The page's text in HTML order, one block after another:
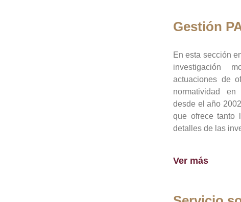
Gestión
En esta sección
investigación
actuaciones de
normatividad
desde el año
que ofrece tanto
detalles de las
Ver más